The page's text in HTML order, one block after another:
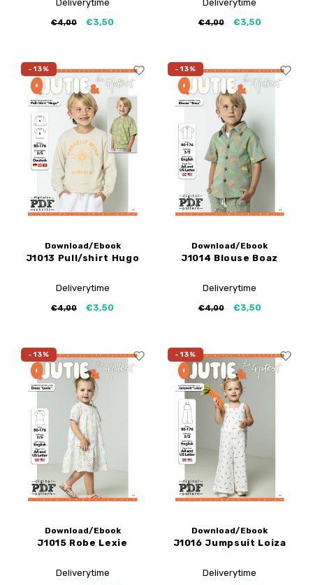
Deliverytime
€4,00 €3,50
Deliverytime
€4,00 €3,50
-13%
Download/Ebook
J1013 Pull/shirt Hugo
Deliverytime
€4,00 €3,50
-13%
Download/Ebook
J1014 Blouse Boaz
Deliverytime
€4,00 €3,50
-13%
Download/Ebook
J1015 Robe Lexie
Deliverytime
-13%
Download/Ebook
J1016 Jumpsuit Loiza
Deliverytime